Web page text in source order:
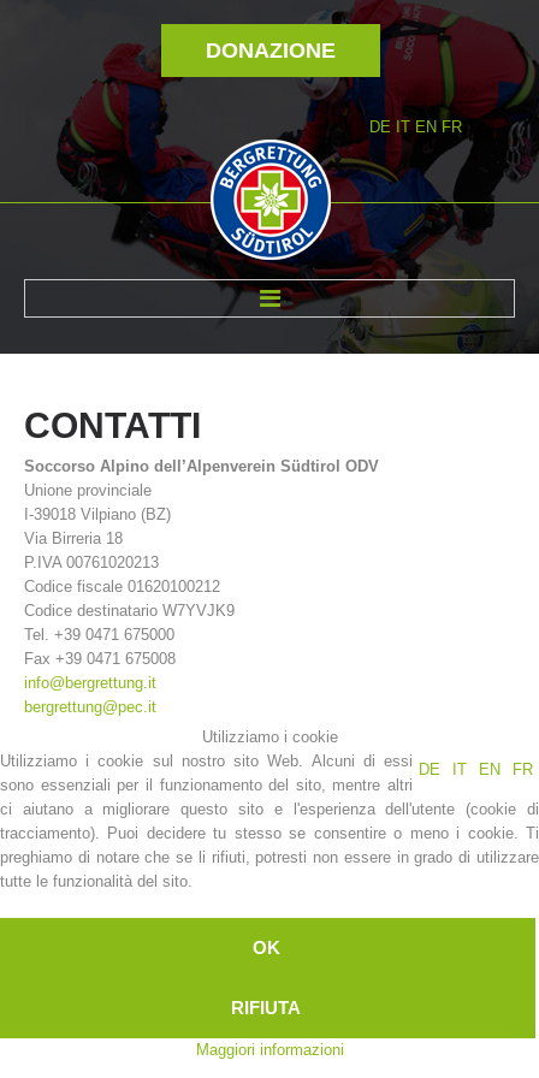
DONAZIONE
DE IT EN FR
La storia
CONTATTI
Soccorso Alpino dell’Alpenverein Südtirol ODV
Unione provinciale
I-39018 Vilpiano (BZ)
Via Birreria 18
P.IVA 00761020213
Codice fiscale 01620100212
Codice destinatario W7YVJK9
Tel. +39 0471 675000
Fax +39 0471 675008
info@bergrettung.it
bergrettung@pec.it
Utilizziamo i cookie
DE
IT EN FR
Utilizziamo i cookie sul nostro sito Web. Alcuni di essi
sono essenziali per il funzionamento del sito, mentre altri
ci aiutano a migliorare questo sito e l'esperienza dell'utente (cookie di
tracciamento). Puoi decidere tu stesso se consentire o meno i cookie. Ti
preghiamo di notare che se li rifiuti, potresti non essere in grado di utilizzare
tutte le funzionalità del sito.
OK
RIFIUTA
Maggiori informazioni